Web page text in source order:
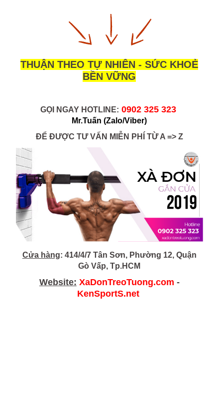
THUẬN THEO TỰ NHIÊN - SỨC KHOẺ
BỀN VỮNG
GỌI NGAY HOTLINE: 0902 325 323
Mr.Tuấn (Zalo/Viber)
ĐỂ ĐƯỢC TƯ VẤN MIỄN PHÍ TỪ A => Z
Cửa hàng: 414/4/7 Tân Sơn, Phường 12, Quận
Gò Vấp, Tp.HCM
Website: XaDonTreoTuong.com -
KenSportS.net